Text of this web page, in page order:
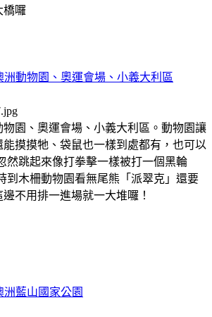
橋囉
洲動物園、奧運會場、小義大利區
園、奧運會場、小義大利區。動物園讓
能摸摸牠、袋鼠也一樣到處都有，也可以
然跳起來像打拳擊一樣被打一個黑輪
到木柵動物園看無尾熊「派翠克」還要
不用排一進場就一大堆囉！
洲藍山國家公園